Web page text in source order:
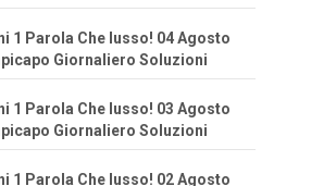
1 Parola Che lusso! 04 Agosto
Giornaliero Soluzioni
1 Parola Che lusso! 03 Agosto
Giornaliero Soluzioni
1 Parola Che lusso! 02 Agosto